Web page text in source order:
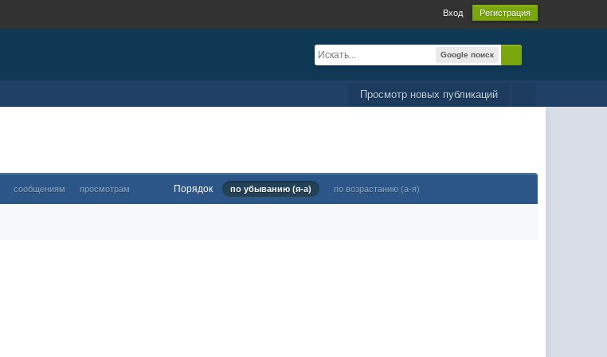
Вход Регистрация
Google поиск
Просмотр новых публикаций
сообщениям просмотрам Порядок по убыванию (я-а) по возрастанию (а-я)